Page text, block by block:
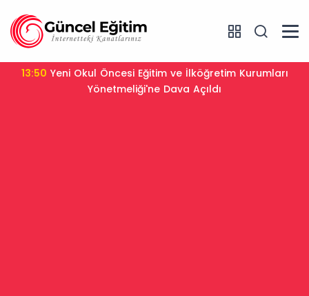
13:50
Yönetmeliği'ne Dava Açıldı